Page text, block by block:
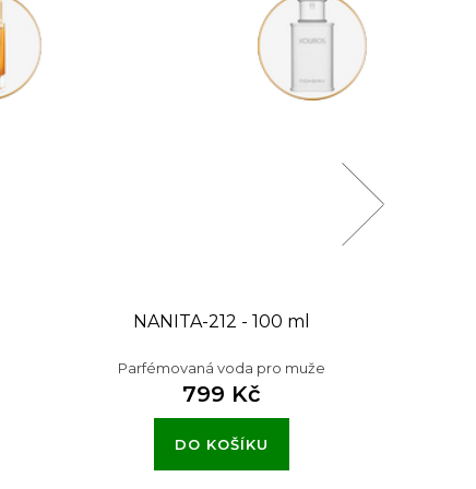
NANITA-212 - 100 ml
Parfémovaná voda pro muže
799 Kč
DO KOŠÍKU